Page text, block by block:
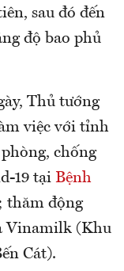
sau đó đến
độ bao phủ
Thủ tướng
việc với tỉnh
chống
19 tại Bệnh
thăm động
Vinamilk (Khu
Cát).